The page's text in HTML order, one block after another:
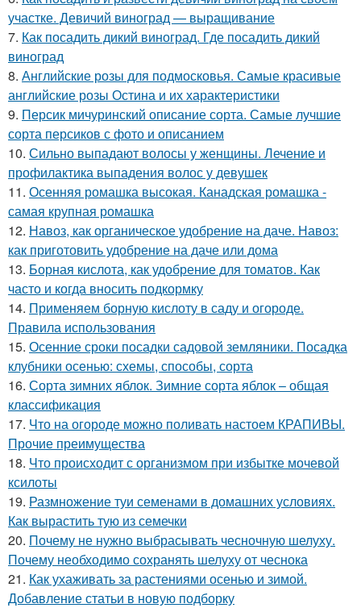
участке. Девичий виноград — выращивание
7. Как посадить дикий виноград. Где посадить дикий
виноград
8. Английские розы для подмосковья. Самые красивые
английские розы Остина и их характеристики
9. Персик мичуринский описание сорта. Самые лучшие
сорта персиков с фото и описанием
10. Сильно выпадают волосы у женщины. Лечение и
профилактика выпадения волос у девушек
11. Осенняя ромашка высокая. Канадская ромашка -
самая крупная ромашка
12. Навоз, как органическое удобрение на даче. Навоз:
как приготовить удобрение на даче или дома
13. Борная кислота, как удобрение для томатов. Как
часто и когда вносить подкормку
14. Применяем борную кислоту в саду и огороде.
Правила использования
15. Осенние сроки посадки садовой земляники. Посадка
клубники осенью: схемы, способы, сорта
16. Сорта зимних яблок. Зимние сорта яблок – общая
классификация
17. Что на огороде можно поливать настоем КРАПИВЫ.
Прочие преимущества
18. Что происходит с организмом при избытке мочевой
ксилоты
19. Размножение туи семенами в домашних условиях.
Как вырастить тую из семечки
20. Почему не нужно выбрасывать чесночную шелуху.
Почему необходимо сохранять шелуху от чеснока
21. Как ухаживать за растениями осенью и зимой.
Добавление статьи в новую подборку